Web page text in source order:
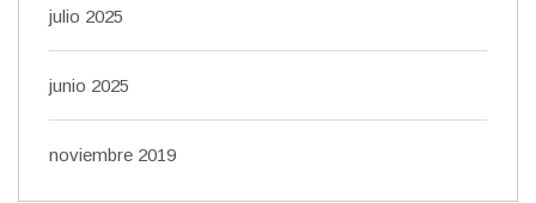
julio 2025
junio 2025
noviembre 2019